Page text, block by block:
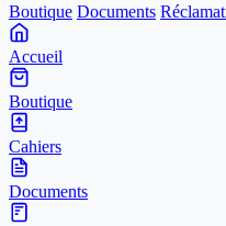
Boutique Documents
Accueil
Boutique
Cahiers
Documents